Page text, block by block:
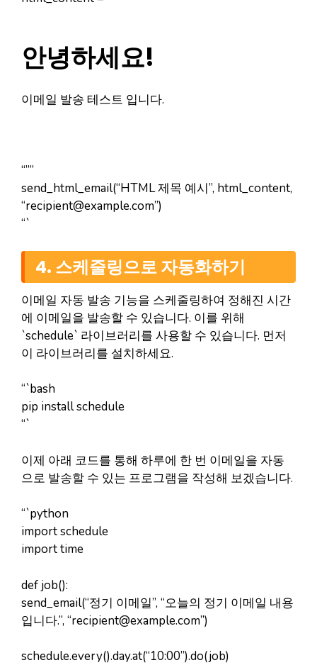
안녕하세요!
이메일 발송 테스트 입니다.
“””
send_html_email(“HTML 제목 예시”, html_content,
“recipient@example.com”)
“`
4. 스케줄링으로 자동화하기
이메일 자동 발송 기능을 스케줄링하여 정해진 시간
에 이메일을 발송할 수 있습니다. 이를 위해
`schedule` 라이브러리를 사용할 수 있습니다. 먼저
이 라이브러리를 설치하세요.
“`bash
pip install schedule
“`
이제 아래 코드를 통해 하루에 한 번 이메일을 자동
으로 발송할 수 있는 프로그램을 작성해 보겠습니다.
“`python
import schedule
import time
def job():
send_email(“정기 이메일”, “오늘의 정기 이메일 내용
입니다.”, “recipient@example.com”)
schedule.every().day.at(“10:00”).do(job)